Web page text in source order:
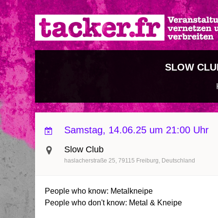
Direkt
zum
Inhalt
SLOW
Samstag, 14.06.25 um 21:00 Uhr
Slow Club
haslacherstraße 25 79115 Freiburg Deutschland
People who know: Metalkneipe
People who don't know: Metal & Kneipe